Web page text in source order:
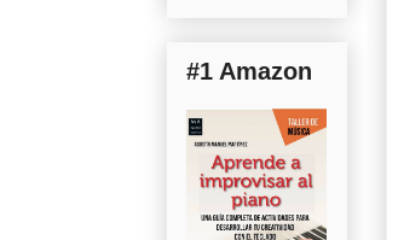
#1 Amazon